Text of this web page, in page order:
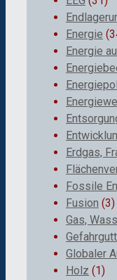
Energie
Energie
Erdgas,
Fossile
Fusion (3)
Gas,
Globaler
Holz (1)